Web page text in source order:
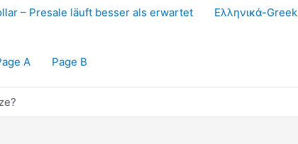
– Presale läuft besser als erwartet Ελληνικά-Greek
A Page B